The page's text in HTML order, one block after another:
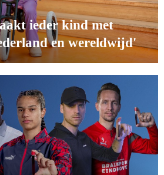
ieder kind met
en wereldwijd'